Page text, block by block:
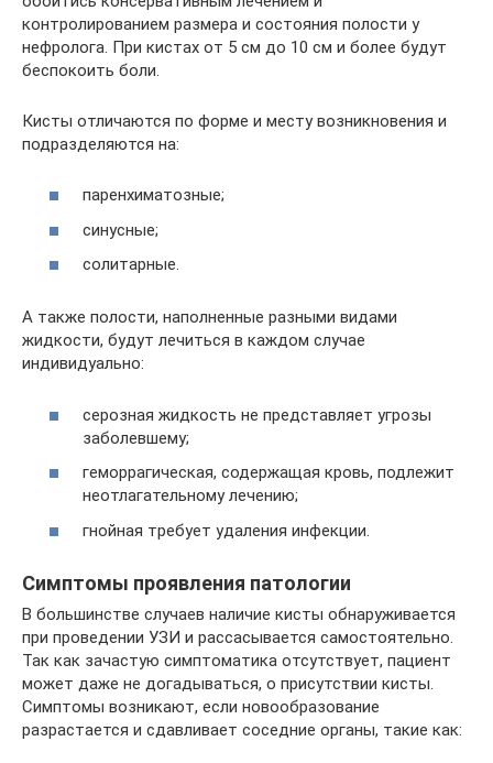
контролированием размера и состояния полости у
нефролога. При кистах от 5 см до 10 см и более будут
беспокоить боли.
Кисты отличаются по форме и месту возникновения и
подразделяются на:
паренхиматозные;
синусные;
солитарные.
А также полости, наполненные разными видами
жидкости, будут лечиться в каждом случае
индивидуально:
серозная жидкость не представляет угрозы
заболевшему;
геморрагическая, содержащая кровь, подлежит
неотлагательному лечению;
гнойная требует удаления инфекции.
Симптомы проявления патологии
В большинстве случаев наличие кисты обнаруживается
при проведении УЗИ и рассасывается самостоятельно.
Так как зачастую симптоматика отсутствует, пациент
может даже не догадываться, о присутствии кисты.
Симптомы возникают, если новообразование
разрастается и сдавливает соседние органы, такие как: